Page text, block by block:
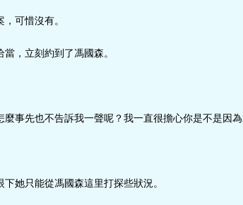
可惜沒有。
，立刻約到了馮國森。
麼事先也不告訴我一聲呢？我一直很擔心你是不是因
她只能從馮國森這里打探些狀況。